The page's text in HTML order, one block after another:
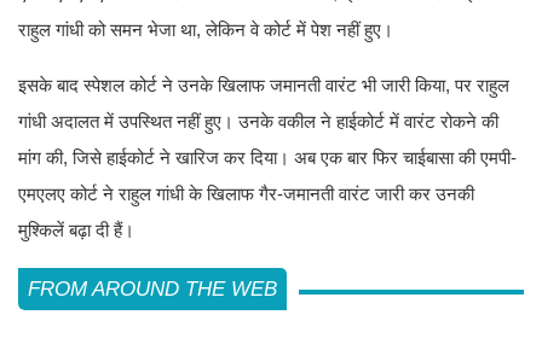
राहुल गांधी को समन भेजा था, लेकिन वे कोर्ट में पेश नहीं हुए।
इसके बाद स्पेशल कोर्ट ने उनके खिलाफ जमानती वारंट भी जारी किया, पर राहुल
गांधी अदालत में उपस्थित नहीं हुए। उनके वकील ने हाईकोर्ट में वारंट रोकने की
मांग की, जिसे हाईकोर्ट ने खारिज कर दिया। अब एक बार फिर चाईबासा की एमपी-
एमएलए कोर्ट ने राहुल गांधी के खिलाफ गैर-जमानती वारंट जारी कर उनकी
मुश्किलें बढ़ा दी हैं।
FROM AROUND THE WEB